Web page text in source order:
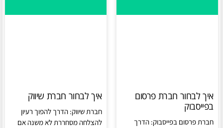
איך לבחור חברת פרסום
בפייסבוק
חברת פרסום בפייסבוק: הדרך
איך לבחור חברת שיווק
חברת שיווק: הדרך להפוך רעיון
להצלחה מסחררת לא משנה אם